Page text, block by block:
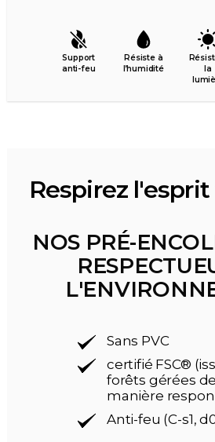
Support
anti-feu
Résiste à
l’humidité
la
Respirez
NOS PRÉ-
Sans PVC
certifié FSC®
forêts gérées de
manière
Anti-feu (C-s1,